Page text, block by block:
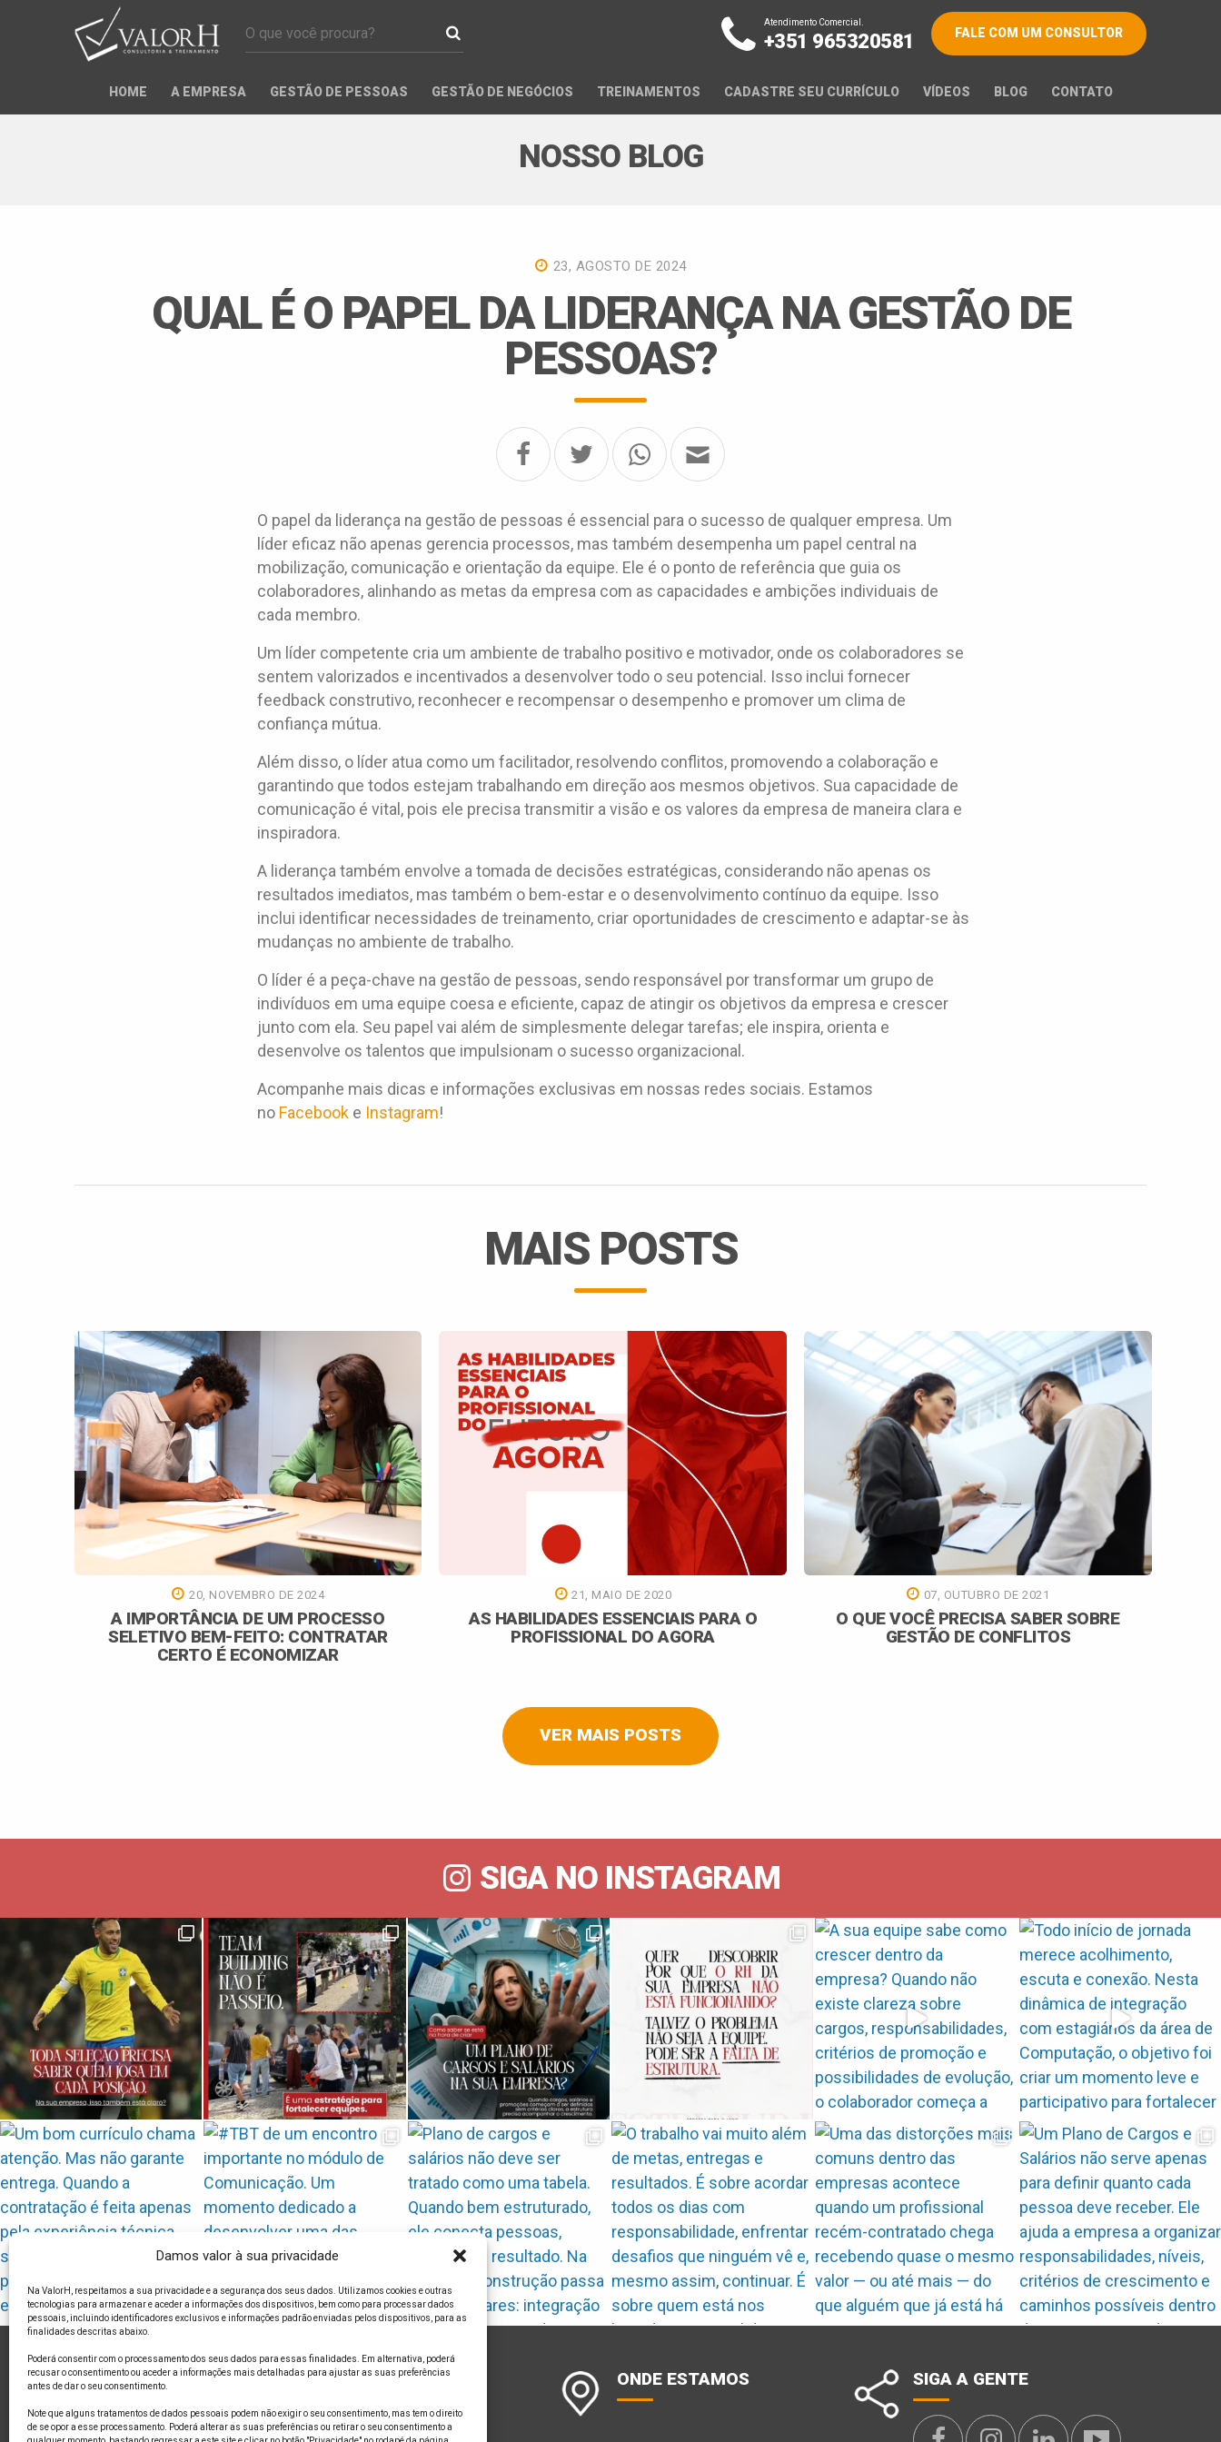
Damos valor à sua privacidade
Na ValorH, respeitamos a sua privacidade e a segurança dos seus dados. Utilizamos cookies e outras
tecnologias para armazenar e aceder a informações dos dispositivos, bem como para processar dados
pessoais, incluindo identificadores exclusivos e informações padrão enviadas pelos dispositivos, para as
finalidades descritas abaixo.
Poderá consentir com o processamento dos seus dados para essas finalidades. Em alternativa, poderá
recusar o consentimento ou aceder a informações mais detalhadas para ajustar as suas preferências
antes de dar o seu consentimento.
Note que alguns tratamentos de dados pessoais podem não exigir o seu consentimento, mas tem o direito
de se opor a esse processamento. Poderá alterar as suas preferências ou retirar o seu consentimento a
Atendimento Comercial.
+351 965320581 FALE COM UM CONSULTOR
HOME A EMPRESA GESTÃO DE PESSOAS GESTÃO DE NEGÓCIOS TREINAMENTOS CADASTRE SEU CURRÍCULO VÍDEOS BLOG CONTATO
NOSSO BLOG
23, AGOSTO DE 2024
QUAL É O PAPEL DA LIDERANÇA NA GESTÃO DE
PESSOAS?
O papel da liderança na gestão de pessoas é essencial para o sucesso de qualquer empresa. Um
líder eficaz não apenas gerencia processos, mas também desempenha um papel central na
mobilização, comunicação e orientação da equipe. Ele é o ponto de referência que guia os
colaboradores, alinhando as metas da empresa com as capacidades e ambições individuais de
cada membro.
Um líder competente cria um ambiente de trabalho positivo e motivador, onde os colaboradores se
sentem valorizados e incentivados a desenvolver todo o seu potencial. Isso inclui fornecer
feedback construtivo, reconhecer e recompensar o desempenho e promover um clima de
confiança mútua.
Além disso, o líder atua como um facilitador, resolvendo conflitos, promovendo a colaboração e
garantindo que todos estejam trabalhando em direção aos mesmos objetivos. Sua capacidade de
comunicação é vital, pois ele precisa transmitir a visão e os valores da empresa de maneira clara e
inspiradora.
A liderança também envolve a tomada de decisões estratégicas, considerando não apenas os
resultados imediatos, mas também o bem-estar e o desenvolvimento contínuo da equipe. Isso
inclui identificar necessidades de treinamento, criar oportunidades de crescimento e adaptar-se às
mudanças no ambiente de trabalho.
O líder é a peça-chave na gestão de pessoas, sendo responsável por transformar um grupo de
indivíduos em uma equipe coesa e eficiente, capaz de atingir os objetivos da empresa e crescer
junto com ela. Seu papel vai além de simplesmente delegar tarefas; ele inspira, orienta e
desenvolve os talentos que impulsionam o sucesso organizacional.
Acompanhe mais dicas e informações exclusivas em nossas redes sociais. Estamos
no Facebooke Instagram!
MAIS POSTS
20, NOVEMBRO DE 2024
A IMPORTÂNCIA DE UM PROCESSO
SELETIVO BEM-FEITO: CONTRATAR
CERTO É ECONOMIZAR
21, MAIO DE 2020
AS HABILIDADES ESSENCIAIS PARA O
PROFISSIONAL DO AGORA
07, OUTUBRO DE 2021
O QUE VOCÊ PRECISA SABER SOBRE
GESTÃO DE CONFLITOS
VER MAIS POSTS
SIGA NO INSTAGRAM
FALE CONOSCO ONDE ESTAMOS SIGA A GENTE